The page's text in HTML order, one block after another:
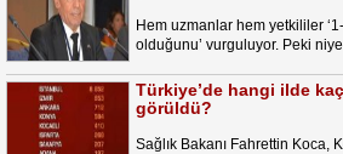
Hem uzmanlar hem yetkililer
olduğunu’ vurguluyor. Peki
Türkiye’de hangi ilde
görüldü?
Sağlık Bakanı Fahrettin Koca,